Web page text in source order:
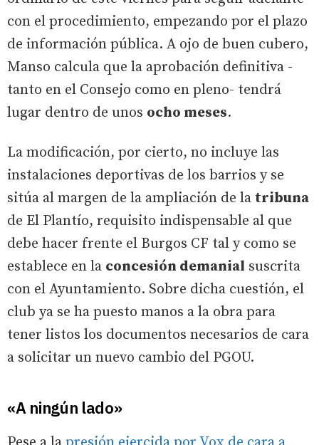
con el procedimiento, empezando por el plazo
de información pública. A ojo de buen cubero,
Manso calcula que la aprobación definitiva -
tanto en el Consejo como en pleno- tendrá
lugar dentro de unos ocho meses.
La modificación, por cierto, no incluye las
instalaciones deportivas de los barrios y se
sitúa al margen de la ampliación de la tribuna
de El Plantío, requisito indispensable al que
debe hacer frente el Burgos CF tal y como se
establece en la concesión demanial suscrita
con el Ayuntamiento. Sobre dicha cuestión, el
club ya se ha puesto manos a la obra para
tener listos los documentos necesarios de cara
a solicitar un nuevo cambio del PGOU.
«A ningún lado»